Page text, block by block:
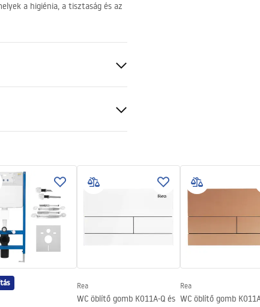
a higiénia, a tisztaság és az
színében
misy-wc-video.mp4
Rea
WC öblítő gomb K011A-Q és
Rea
WC öblítő gomb